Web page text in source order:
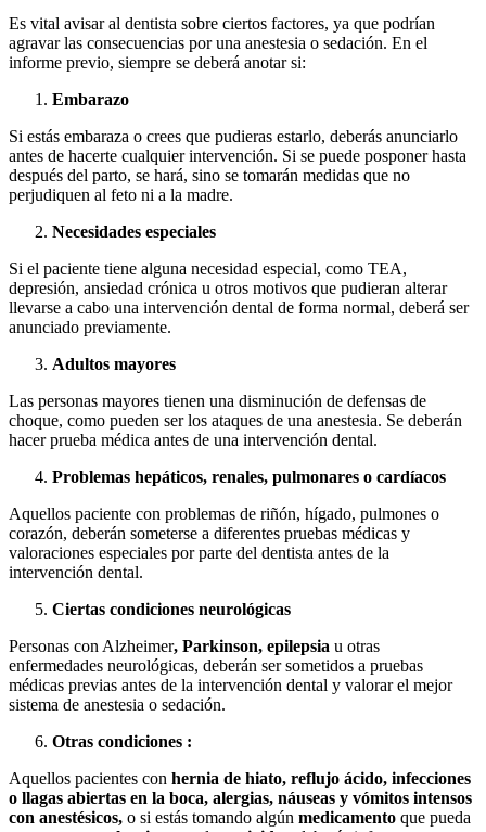
Es vital avisar al dentista sobre ciertos factores, ya que podrían
agravar las consecuencias por una anestesia o sedación. En el
informe previo, siempre se deberá anotar si:
Embarazo
Si estás embaraza o crees que pudieras estarlo, deberás anunciarlo
antes de hacerte cualquier intervención. Si se puede posponer hasta
después del parto, se hará, sino se tomarán medidas que no
perjudiquen al feto ni a la madre.
Necesidades especiales
Si el paciente tiene alguna necesidad especial, como TEA,
depresión, ansiedad crónica u otros motivos que pudieran alterar
llevarse a cabo una intervención dental de forma normal, deberá ser
anunciado previamente.
Adultos mayores
Las personas mayores tienen una disminución de defensas de
choque, como pueden ser los ataques de una anestesia. Se deberán
hacer prueba médica antes de una intervención dental.
Problemas hepáticos, renales, pulmonares o cardíacos
Aquellos paciente con problemas de riñón, hígado, pulmones o
corazón, deberán someterse a diferentes pruebas médicas y
valoraciones especiales por parte del dentista antes de la
intervención dental.
Ciertas condiciones neurológicas
Personas con Alzheimer, Parkinson, epilepsia u otras
enfermedades neurológicas, deberán ser sometidos a pruebas
médicas previas antes de la intervención dental y valorar el mejor
sistema de anestesia o sedación.
Otras condiciones :
Aquellos pacientes con hernia de hiato, reflujo ácido, infecciones
o llagas abiertas en la boca, alergias, náuseas y vómitos intensos
con anestésicos, o si estás tomando algún medicamento que pueda